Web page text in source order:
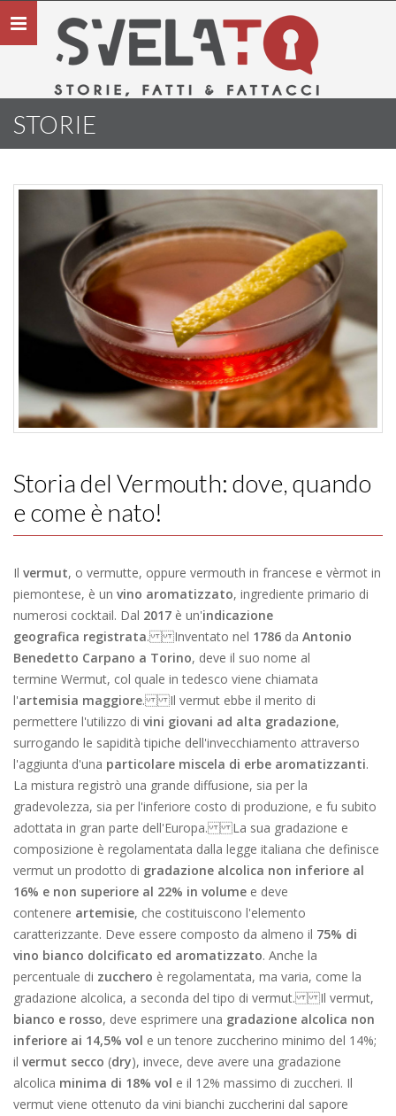
Toggle
navigation
STORIE
Storia del Vermouth: dove, quando
e come è nato!
Il vermut, o vermutte, oppure vermouth in francese e vèrmot in
piemontese, è un vino aromatizzato, ingrediente primario di
numerosi cocktail. Dal 2017 è un'indicazione
geografica registrata. Inventato nel 1786 da Antonio
Benedetto Carpano a Torino, deve il suo nome al
termine Wermut, col quale in tedesco viene chiamata
l'artemisia maggiore. Il vermut ebbe il merito di
permettere l'utilizzo di vini giovani ad alta gradazione,
surrogando le sapidità tipiche dell'invecchiamento attraverso
l'aggiunta d'una particolare miscela di erbe aromatizzanti.
La mistura registrò una grande diffusione, sia per la
gradevolezza, sia per l'inferiore costo di produzione, e fu subito
adottata in gran parte dell'Europa. La sua gradazione e
composizione è regolamentata dalla legge italiana che definisce
vermut un prodotto di gradazione alcolica non inferiore al
16% e non superiore al 22% in volume e deve
contenere artemisie, che costituiscono l'elemento
caratterizzante. Deve essere composto da almeno il 75% di
vino bianco dolcificato ed aromatizzato. Anche la
percentuale di zucchero è regolamentata, ma varia, come la
gradazione alcolica, a seconda del tipo di vermut. Il vermut,
bianco e rosso, deve esprimere una gradazione alcolica non
inferiore ai 14,5% vol e un tenore zuccherino minimo del 14%;
il vermut secco (dry), invece, deve avere una gradazione
alcolica minima di 18% vol e il 12% massimo di zuccheri. Il
vermut viene ottenuto da vini bianchi zuccherini dal sapore